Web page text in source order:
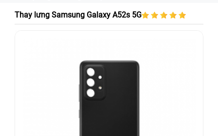
Thay lưng Samsung Galaxy A52s 5G